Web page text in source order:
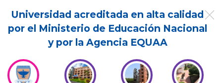
Universidad acreditada en alta calidad
por el Ministerio de Educación Nacional
y por la Agencia EQUAA